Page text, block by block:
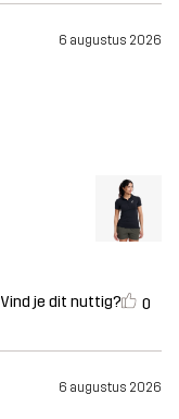
6 augustus 2026
Vind je dit nuttig? 0
6 augustus 2026